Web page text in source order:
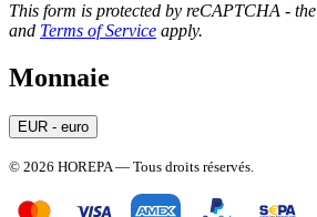
This form is protected by reCAPTCHA - the
and Terms of Service apply.
Monnaie
EUR - euro
© 2026 HOREPA — Tous droits réservés.